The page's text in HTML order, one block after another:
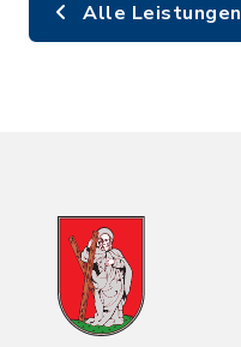
Alle Leistungen